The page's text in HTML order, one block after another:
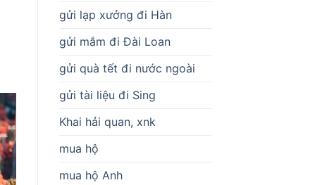
gửi lạp xưởng đi Hàn
gửi mắm đi Đài Loan
gửi quà tết đi nước ngoài
gửi tài liệu đi Sing
Khai hải quan, xnk
mua hộ
mua hộ Anh